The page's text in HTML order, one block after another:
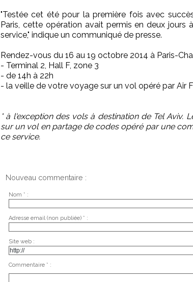
"Testée cet été pour la première fois avec
Paris, cette opération avait permis en deux
service," indique un communiqué de presse.
Rendez-vous du 16 au 19 octobre 2014 à Paris-
- Terminal 2, Hall F, zone 3
- de 14h à 22h
- la veille de votre voyage sur un vol opéré par Air
* à l'exception des vols à destination de Tel Aviv.
sur un vol en partage de codes opéré par une
ce service.
Nouveau commentaire :
Nom * :
Adresse email (non publiée) * :
Site web :
Commentaire * :